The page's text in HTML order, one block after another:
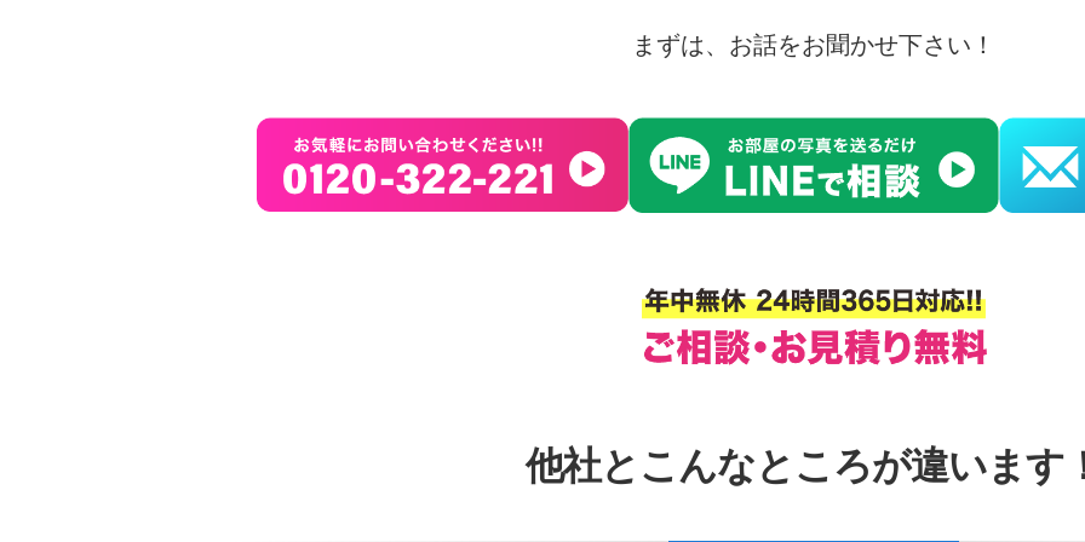
まずは、お話をお聞かせ下さい！
他社とこんなところが違います